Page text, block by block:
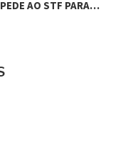
AO STF PARA…